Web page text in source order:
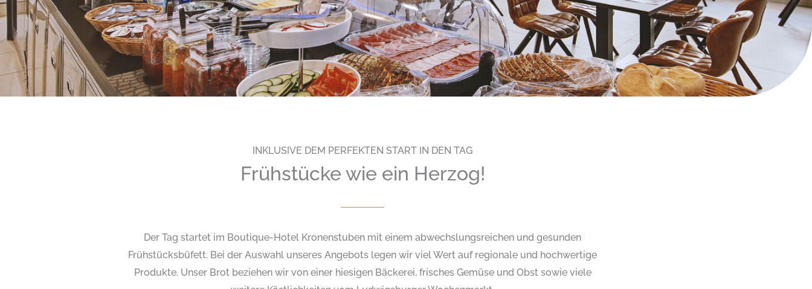
INKLUSIVE DEM PERFEKTEN START IN DEN TAG
Frühstücke wie ein Herzog!
Der Tag startet im Boutique-Hotel Kronenstuben mit einem abwechslungsreichen und gesunden
Frühstücksbüfett. Bei der Auswahl unseres Angebots legen wir viel Wert auf regionale und hochwertige
Produkte. Unser Brot beziehen wir von einer hiesigen Bäckerei, frisches Gemüse und Obst sowie viele